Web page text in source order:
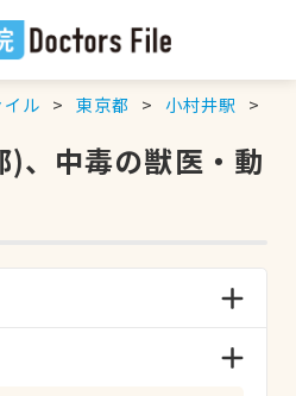
ル 東京都 小村井駅
、中毒の獣医・動